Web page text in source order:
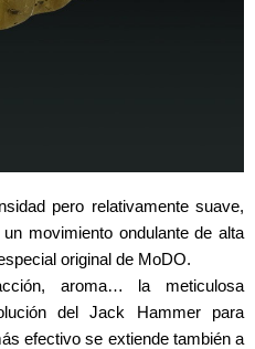
pero relativamente suave,
movimiento ondulante de alta
original de MoDO.
aroma… la meticulosa
del Jack Hammer para
efectivo se extiende también a